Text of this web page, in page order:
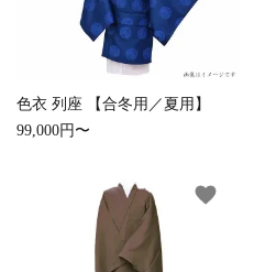
色衣 列座 【合冬用／夏用】
99,000円〜
favorite